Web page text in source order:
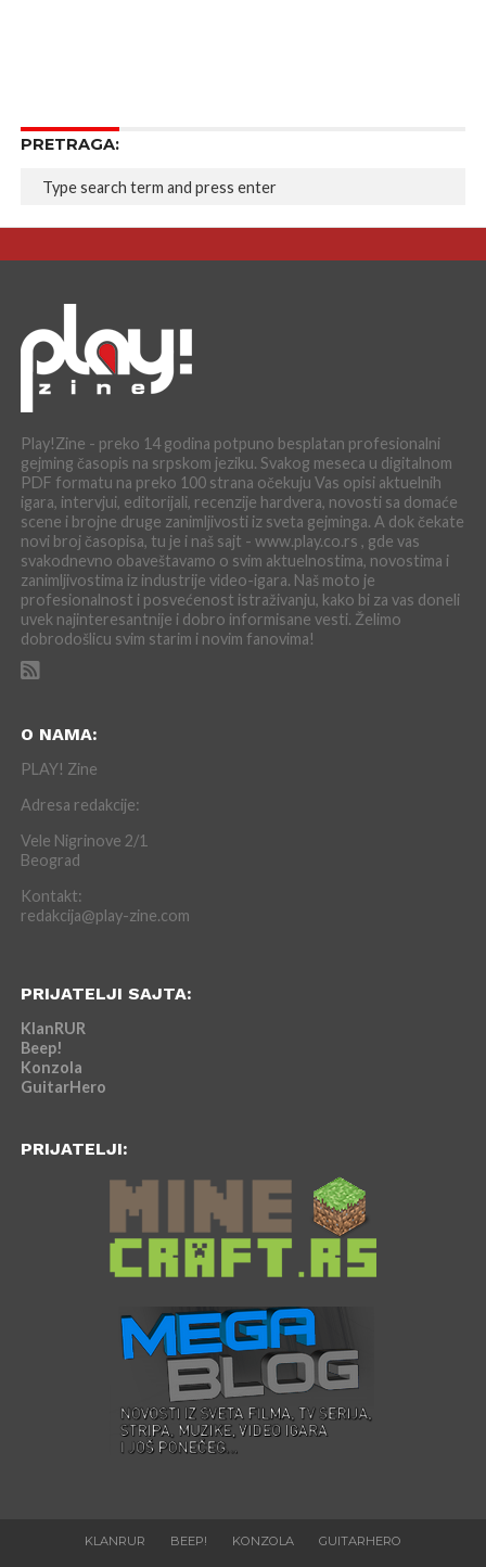
PRETRAGA:
Play!Zine - preko 14 godina potpuno besplatan profesionalni
gejming časopis na srpskom jeziku. Svakog meseca u digitalnom
PDF formatu na preko 100 strana očekuju Vas opisi aktuelnih
igara, intervjui, editorijali, recenzije hardvera, novosti sa domaće
scene i brojne druge zanimljivosti iz sveta gejminga. A dok čekate
novi broj časopisa, tu je i naš sajt - www.play.co.rs , gde vas
svakodnevno obaveštavamo o svim aktuelnostima, novostima i
zanimljivostima iz industrije video-igara. Naš moto je
profesionalnost i posvećenost istraživanju, kako bi za vas doneli
uvek najinteresantnije i dobro informisane vesti. Želimo
dobrodošlicu svim starim i novim fanovima!
O NAMA:
PLAY! Zine
Adresa redakcije:
Vele Nigrinove 2/1
Beograd
Kontakt:
redakcija@play-zine.com
PRIJATELJI SAJTA:
KlanRUR
Beep!
Konzola
GuitarHero
PRIJATELJI:
KLANRUR BEEP! KONZOLA GUITARHERO